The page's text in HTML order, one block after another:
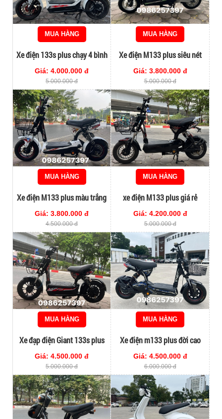
MUA HÀNG
Xe điện 133s plus chạy 4 bình
Giá: 4.000.000 đ
5.000.000 đ
MUA HÀNG
Xe điện M133 plus siêu nét
Giá: 3.800.000 đ
5.000.000 đ
MUA HÀNG
Xe điện M133 plus màu trắng
Giá: 3.800.000 đ
4.500.000 đ
MUA HÀNG
xe điện M133 plus giá rẻ
Giá: 4.200.000 đ
5.000.000 đ
MUA HÀNG
Xe đạp điện Giant 133s plus
Giá: 4.500.000 đ
5.000.000 đ
MUA HÀNG
Xe điện m133 plus đời cao
Giá: 4.500.000 đ
6.000.000 đ